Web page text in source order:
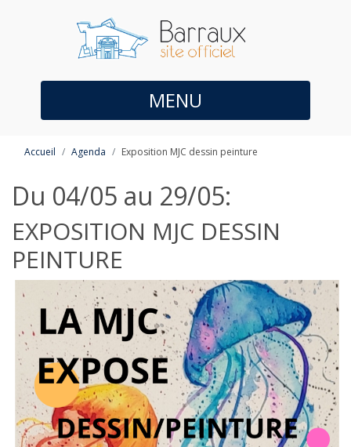
MENU
Accueil Agenda Exposition MJC dessin peinture
Du 04/05 au 29/05:
EXPOSITION MJC DESSIN
PEINTURE